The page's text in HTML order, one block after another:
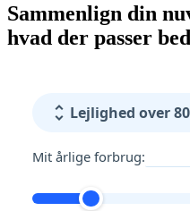
Sammenlign din
hvad der passer